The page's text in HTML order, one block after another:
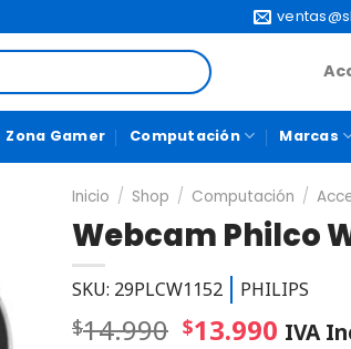
Zona Gamer Computación Marcas
Inicio / Shop / Computación /
Webcam Philco
SKU: 29PLCW1152 PHILIPS
$14.990 $13.990 IVA